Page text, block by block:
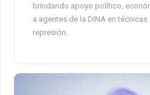
brindando apoyo político,
a agentes de la DINA en
represión.